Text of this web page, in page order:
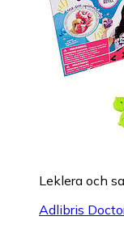
Leklera och
Adlibris